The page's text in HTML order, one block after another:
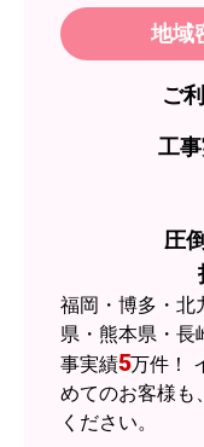
JodyH
2026年7月3
欲しい商品をスム
ショップからの連
予定の期日までに
商品の梱包は必要
はい
またこのショップ
はい
地域
ご
工
圧
福岡・博多・北
県・熊本県・長
事実績5万件！
めてのお客様も
ください。